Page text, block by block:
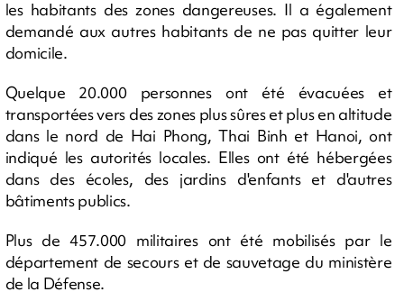
les habitants des zones dangereuses. Il a également
demandé aux autres habitants de ne pas quitter leur
domicile.
Quelque 20.000 personnes ont été évacuées et
transportées vers des zones plus sûres et plus en altitude
dans le nord de Hai Phong, Thai Binh et Hanoi, ont
indiqué les autorités locales. Elles ont été hébergées
dans des écoles, des jardins d'enfants et d'autres
bâtiments publics.
Plus de 457.000 militaires ont été mobilisés par le
département de secours et de sauvetage du ministère
de la Défense.